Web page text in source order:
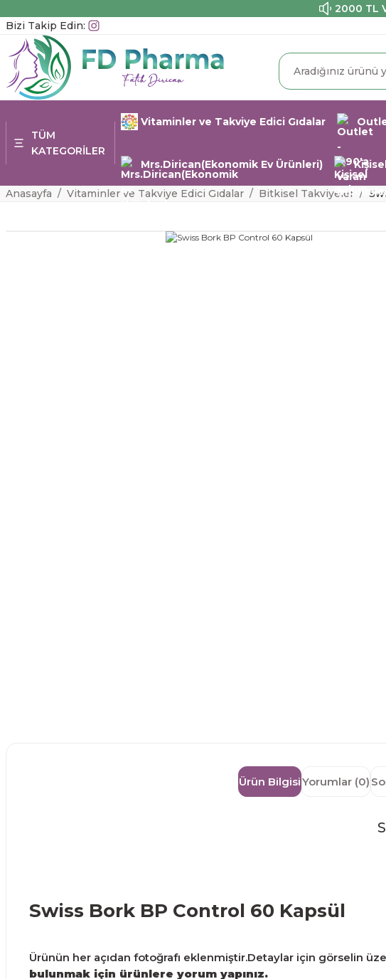
2000 TL
Bizi Takip Edin:
TÜM
KATEGORİLER
Vitaminler ve Takviye Edici Gıdalar
Mrs.Dirican(Ekonomik Ev Ürünleri)
Anasayfa Vitaminler ve Takviye Edici Gıdalar Bitkisel Takviyeler
Ürün BilgisiYorumlar (0)
Swiss Bork BP Control 60 Kapsül
Ürünün her açıdan fotoğrafı eklenmiştir.Detaylar için görselin
bulunmak için ürünlere yorum yapınız.